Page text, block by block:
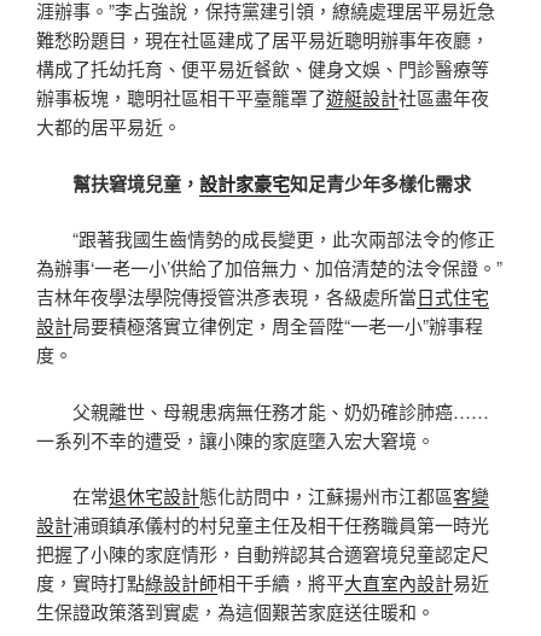
涯辦事。”李占強說，保持黨建引領，繚繞處理居平易近急
難愁盼題目，現在社區建成了居平易近聰明辦事年夜廳，
構成了托幼托育、便平易近餐飲、健身文娛、門診醫療等
辦事板塊，聰明社區相干平臺籠罩了遊艇設計社區盡年夜
大都的居平易近。
幫扶窘境兒童， 設計家豪宅知足青少年多樣化需求
“跟著我國生齒情勢的成長變更，此次兩部法令的修正
為辦事‘一老一小’供給了加倍無力、加倍清楚的法令保證。”
吉林年夜學法學院傳授管洪彥表現，各級處所當日式住宅
設計局要積極落實立律例定，周全晉陞“一老一小”辦事程
度。
父親離世、母親患病無任務才能、奶奶確診肺癌……
一系列不幸的遭受，讓小陳的家庭墮入宏大窘境。
在常退休宅設計態化訪問中，江蘇揚州市江都區客變
設計浦頭鎮承儀村的村兒童主任及相干任務職員第一時光
把握了小陳的家庭情形，自動辨認其合適窘境兒童認定尺
度，實時打點綠設計師相干手續，將平大直室內設計易近
生保證政策落到實處，為這個艱苦家庭送往暖和。